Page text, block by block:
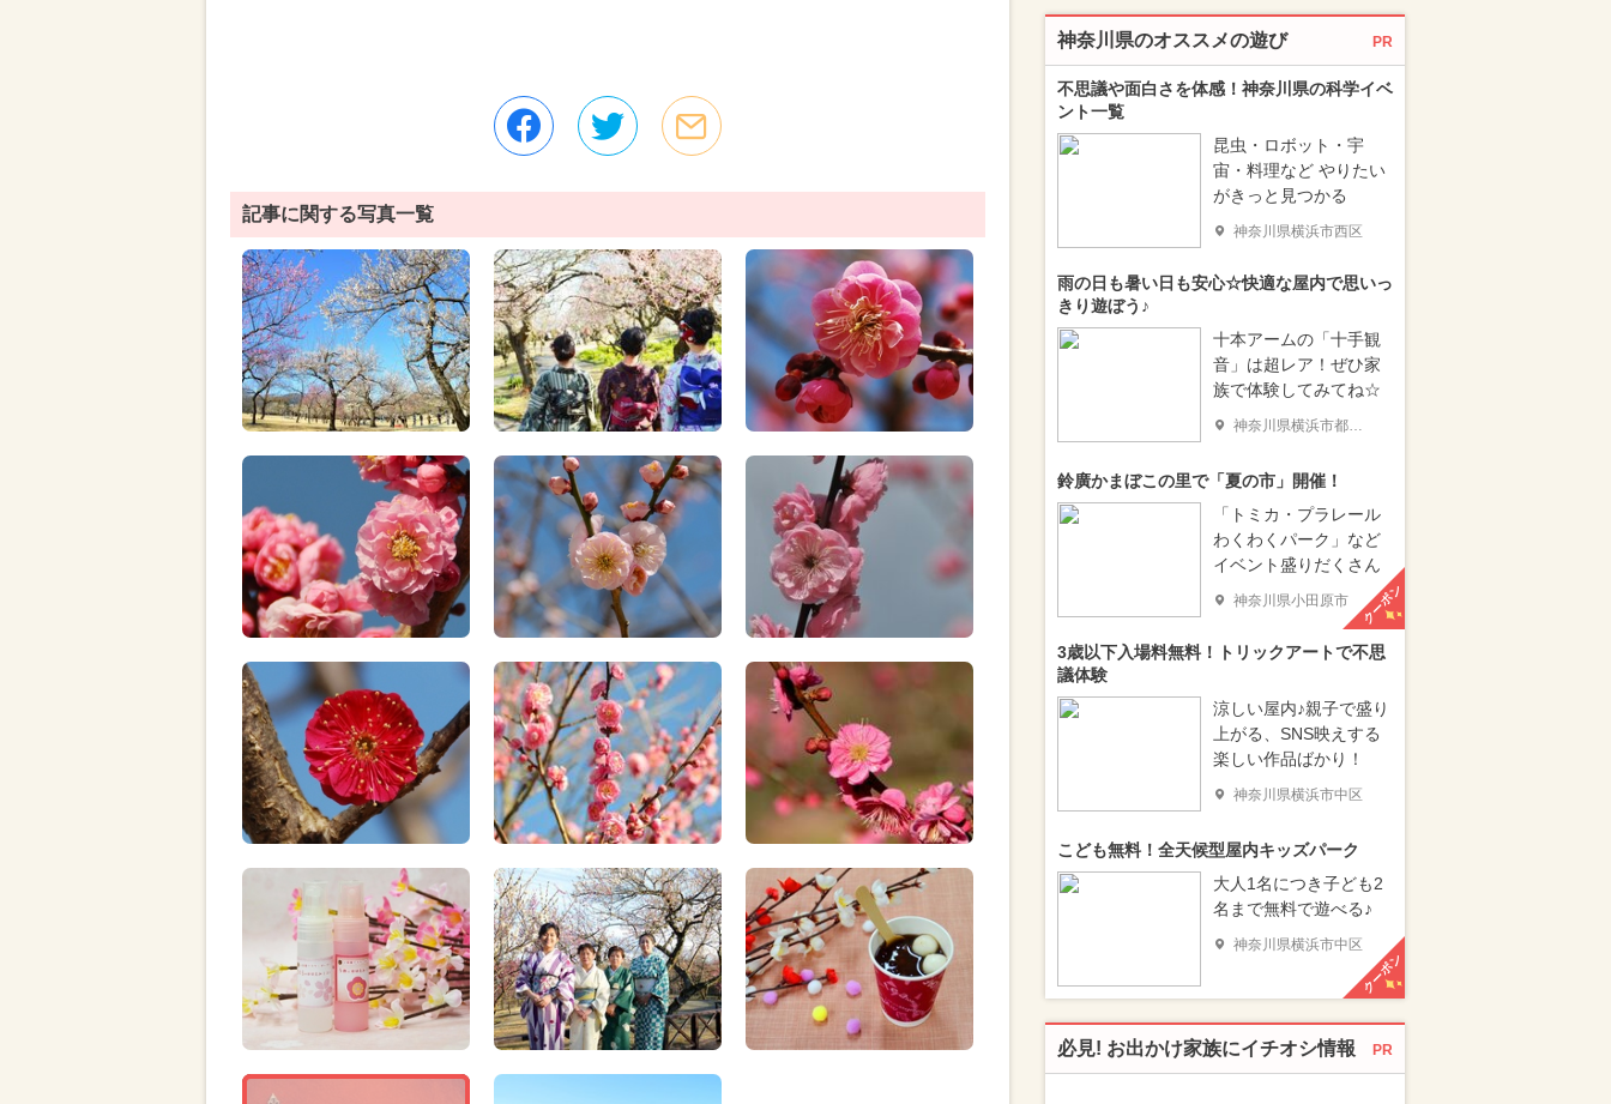
記事に関する写真一覧
神奈川県のオススメの遊び PR
不思議や面白さを体感！神奈川県の科学イベ
ント一覧
昆虫・ロボット・宇
宙・料理など やりたい
がきっと見つかる
神奈川県横浜市西区
雨の日も暑い日も安心☆快適な屋内で思いっ
きり遊ぼう♪
十本アームの「十手観
音」は超レア！ぜひ家
族で体験してみてね☆
神奈川県横浜市都筑区
鈴廣かまぼこの里で「夏の市」開催！
「トミカ・プラレール
わくわくパーク」など
イベント盛りだくさん
神奈川県小田原市 クーポン
3歳以下入場料無料！トリックアートで不思
議体験
涼しい屋内♪親子で盛り
上がる、SNS映えする
楽しい作品ばかり！
神奈川県横浜市中区
こども無料！全天候型屋内キッズパーク
大人1名につき子ども2
名まで無料で遊べる♪
神奈川県横浜市中区
クーポン
必見! お出かけ家族にイチオシ情報 PR